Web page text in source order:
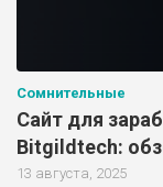
Сомнительные
Сайт для
Bitgildtech:
13 августа, 2025